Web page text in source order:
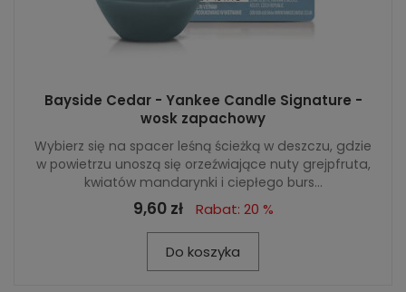
Bayside Cedar - Yankee Candle Signature -
wosk zapachowy
Wybierz się na spacer leśną ścieżką w deszczu, gdzie
w powietrzu unoszą się orzeźwiające nuty grejpfruta,
kwiatów mandarynki i ciepłego burs...
9,60 zł Rabat: 20 %
Do koszyka